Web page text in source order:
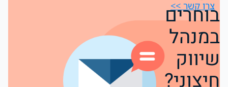
צרו קשר >>
בוחרים
במנהל
שיווק
חיצוני?